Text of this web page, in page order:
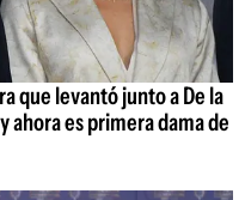
que levantó junto a De la
ahora es primera dama de